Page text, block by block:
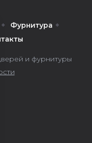
Фурнитура
и фурнитуры